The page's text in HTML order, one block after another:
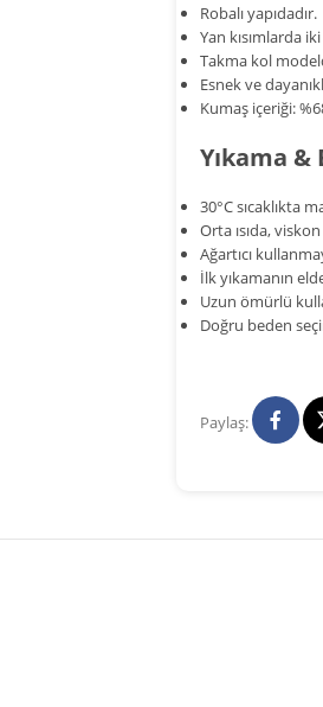
Robalı yapıdadır.
Yan kısımlarda
Takma kol
Esnek ve
Kumaş içeriği:
Yıkama &
30°C sıcaklıkta
Orta ısıda,
Ağartıcı
İlk yıkamanın
Uzun ömürlü
Doğru beden
Paylaş: